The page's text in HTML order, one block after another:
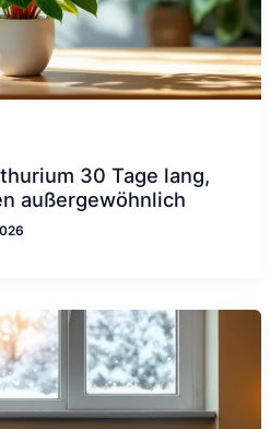
30 Tage lang,
außergewöhnlich